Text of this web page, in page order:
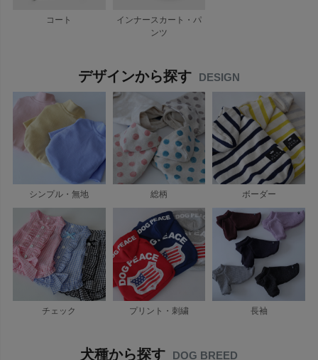
コート
インナースカート・パ
ンツ
デザインから探す DESIGN
シンプル・無地 総柄 ボーダー
チェック プリント・刺繍 長袖
犬種から探す DOG BREED